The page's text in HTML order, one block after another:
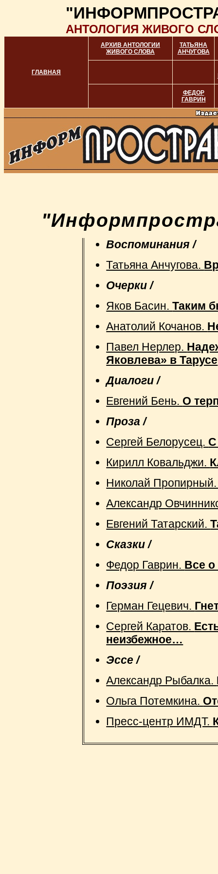
АНТОЛОГИЯ ЖИВОГО
ГЛАВНАЯ
АРХИВ АНТОЛОГИИ
ЖИВОГО СЛОВА
ТАТЬЯНА
АНЧУГОВА
ФЕДОР
ГАВРИН
Воспоминания /
Татьяна Анчугова.
Очерки /
Яков Басин.Таким
Анатолий Кочанов.
Павел Нерлер.
Яковлева» в Тарусе
Диалоги /
Евгений Бень. О
Проза /
Сергей Белорусец.
Кирилл Ковальджи.
Николай
Александр
Евгений Татарский.
Сказки /
Федор Гаврин. Все
Поэзия /
Герман Гецевич.
Сергей Каратов.
неизбежное…
Эссе /
Александр Рыбалка.
Ольга Потемкина.
Пресс-центр ИМДТ.